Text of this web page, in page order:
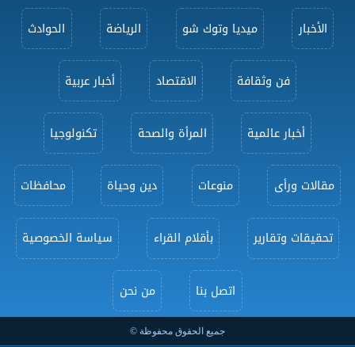
الأخبار ميديا وتوك شو الرياضة الحوادث
فن وثقافة الاقتصاد أخبار عربية
أخبار عالمية المرأة والصحة تكنولوجيا
مقالات ورأى منوعات دين وحياة محافظات
تحقيقات وتقارير بأقلام القراء سياسة الخصوصية
اتصل بنا من نحن
جميع الحقوق محفوظة ©